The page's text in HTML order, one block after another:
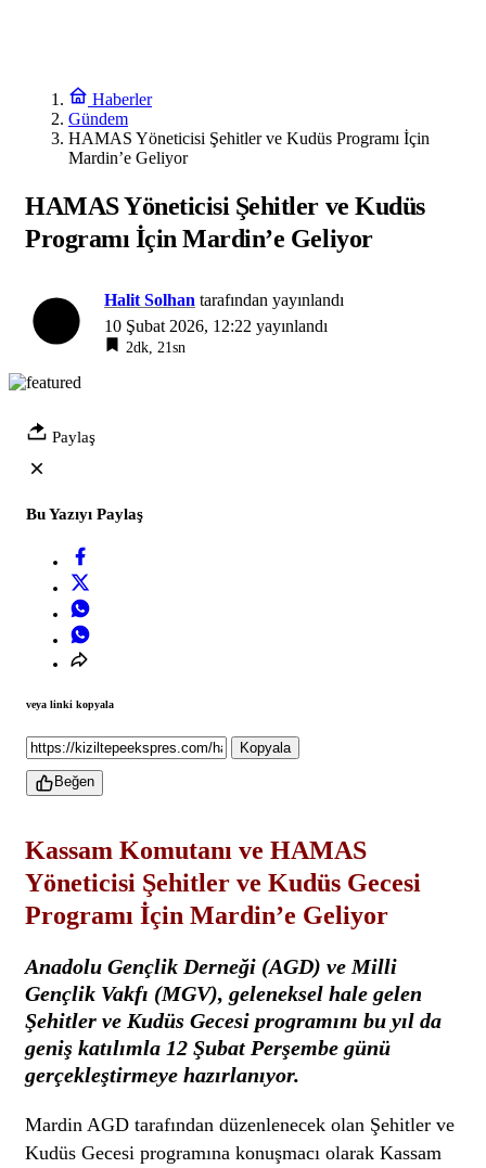
Haberler
Gündem
HAMAS Yöneticisi Şehitler ve Kudüs Programı İçin
Mardin’e Geliyor
HAMAS Yöneticisi Şehitler ve Kudüs
Programı İçin Mardin’e Geliyor
Halit Solhan tarafından yayınlandı
10 Şubat 2026, 12:22 yayınlandı
2dk, 21sn
Paylaş
Bu Yazıyı Paylaş
veya linki kopyala
Kopyala
Beğen
Kassam Komutanı ve HAMAS
Yöneticisi Şehitler ve Kudüs Gecesi
Programı İçin Mardin’e Geliyor
Anadolu Gençlik Derneği (AGD) ve Milli
Gençlik Vakfı (MGV), geleneksel hale gelen
Şehitler ve Kudüs Gecesi programını bu yıl da
geniş katılımla 12 Şubat Perşembe günü
gerçekleştirmeye hazırlanıyor.
Mardin AGD tarafından düzenlenecek olan Şehitler ve
Kudüs Gecesi programına konuşmacı olarak Kassam